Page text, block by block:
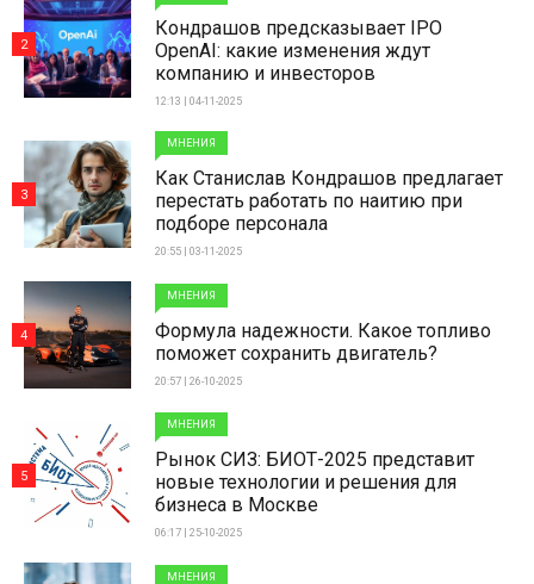
Кондрашов предсказывает IPO
OpenAI: какие изменения ждут
компанию и инвесторов
12:13 | 04-11-2025
2
МНЕНИЯ
Как Станислав Кондрашов предлагает
перестать работать по наитию при
подборе персонала
20:55 | 03-11-2025
3
МНЕНИЯ
Формула надежности. Какое топливо
поможет сохранить двигатель?
20:57 | 26-10-2025
4
МНЕНИЯ
Рынок СИЗ: БИОТ-2025 представит
новые технологии и решения для
бизнеса в Москве
06:17 | 25-10-2025
5
МНЕНИЯ